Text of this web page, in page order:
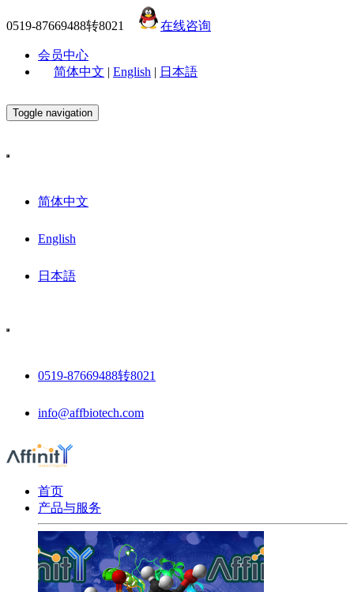
0519-87669488转8021 在线咨询
会员中心
简体中文 | English | 日本語
Toggle navigation
简体中文
English
日本語
0519-87669488转8021
info@affbiotech.com
首页
产品与服务